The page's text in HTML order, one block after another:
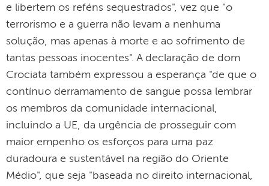
e libertem os reféns sequestrados", vez que "o
terrorismo e a guerra não levam a nenhuma
solução, mas apenas à morte e ao sofrimento de
tantas pessoas inocentes". A declaração de dom
Crociata também expressou a esperança "de que o
contínuo derramamento de sangue possa lembrar
os membros da comunidade internacional,
incluindo a UE, da urgência de prosseguir com
maior empenho os esforços para uma paz
duradoura e sustentável na região do Oriente
Médio", que seja "baseada no direito internacional,